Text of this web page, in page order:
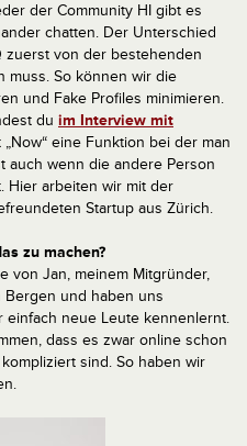
der Community HI gibt es
chatten. Der Unterschied
zuerst von der bestehenden
muss. So können wir die
und Fake Profiles minimieren.
du im Interview mit
eine Funktion bei der man
auch wenn die andere Person
Hier arbeiten wir mit der
Startup aus Zürich.
zu machen?
von Jan, meinem Mitgründer,
Bergen und haben uns
einfach neue Leute kennenlernt.
dass es zwar online schon
sind. So haben wir